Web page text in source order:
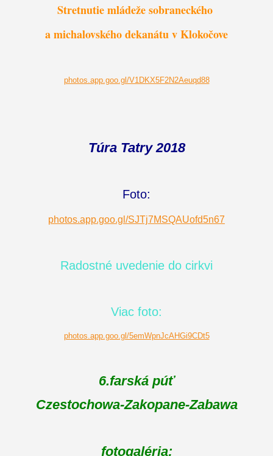
Stretnutie mládeže sobraneckého
a michalovského dekanátu v Klokočove
photos.app.goo.gl/V1DKX5F2N2Aeuqd88
Túra Tatry 2018
Foto:
photos.app.goo.gl/SJTj7MSQAUofd5n67
Radostné uvedenie do cirkvi
Viac foto:
photos.app.goo.gl/5emWpnJcAHGi9CDt5
6.farská púť
Czestochowa-Zakopane-Zabawa
fotogaléria: